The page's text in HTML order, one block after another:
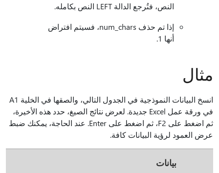
النص، فتُرجع الدالة LEFT النص بكامله.
إذا تم حذف num_chars، فسيتم افتراض
أنها 1.
مثال
انسخ البيانات النموذجية في الجدول التالي، والصقها في الخلية A1
في ورقة عمل Excel جديدة. لعرض نتائج الصيغ، حدد هذه الأخيرة،
ثم اضغط على F2، ثم اضغط على Enter. عند الحاجة، يمكنك ضبط
عرض العمود لرؤية البيانات كافة.
بيانات